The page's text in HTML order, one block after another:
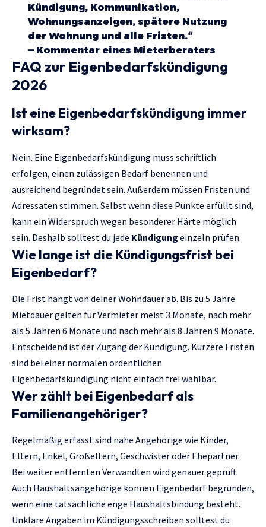
Kündigung, Kommunikation,
Wohnungsanzeigen, spätere Nutzung
der Wohnung und alle Fristen.“
— Kommentar eines Mieterberaters
FAQ zur Eigenbedarfskündigung
2026
Ist eine Eigenbedarfskündigung immer
wirksam?
Nein. Eine Eigenbedarfskündigung muss schriftlich
erfolgen, einen zulässigen Bedarf benennen und
ausreichend begründet sein. Außerdem müssen Fristen und
Adressaten stimmen. Selbst wenn diese Punkte erfüllt sind,
kann ein Widerspruch wegen besonderer Härte möglich
sein. Deshalb solltest du jede Kündigung einzeln prüfen.
Wie lange ist die Kündigungsfrist bei
Eigenbedarf?
Die Frist hängt von deiner Wohndauer ab. Bis zu 5 Jahre
Mietdauer gelten für Vermieter meist 3 Monate, nach mehr
als 5 Jahren 6 Monate und nach mehr als 8 Jahren 9 Monate.
Entscheidend ist der Zugang der Kündigung. Kürzere Fristen
sind bei einer normalen ordentlichen
Eigenbedarfskündigung nicht einfach frei wählbar.
Wer zählt bei Eigenbedarf als
Familienangehöriger?
Regelmäßig erfasst sind nahe Angehörige wie Kinder,
Eltern, Enkel, Großeltern, Geschwister oder Ehepartner.
Bei weiter entfernten Verwandten wird genauer geprüft.
Auch Haushaltsangehörige können Eigenbedarf begründen,
wenn eine tatsächliche enge Haushaltsbindung besteht.
Unklare Angaben im Kündigungsschreiben solltest du